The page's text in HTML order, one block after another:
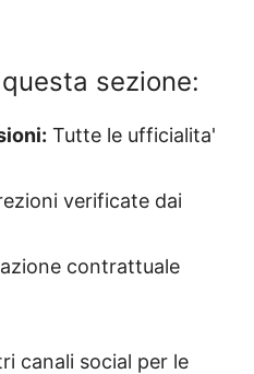
sezione:
Tutte le ufficialita'
verificate dai
contrattuale
canali social per le